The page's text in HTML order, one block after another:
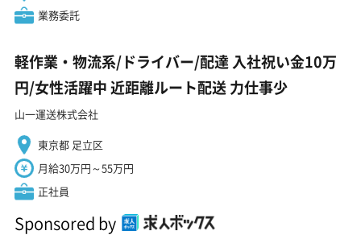
業務委託
軽作業・物流系/ドライバー/配達 入社祝い金10万
円/女性活躍中 近距離ルート配送 力仕事少
山一運送株式会社
東京都 足立区
月給30万円～55万円
正社員
Sponsored by